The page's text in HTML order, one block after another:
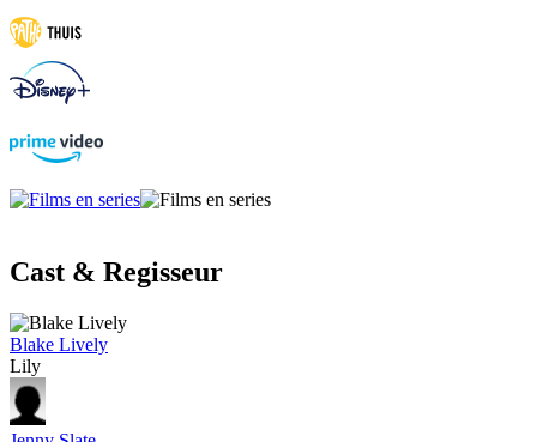
Cast & Regisseur
Blake Lively
Lily